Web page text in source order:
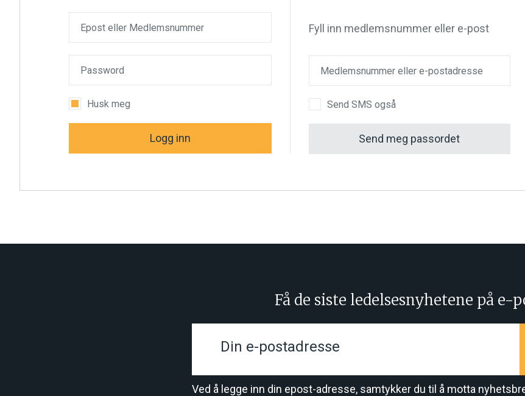
Husk meg
Logg inn
Fyll inn medlemsnummer eller e-post
Send SMS også
Send meg passordet
Få de siste ledelsesnyhetene på e-
Ved å legge inn din epost-adresse, samtykker du til å motta